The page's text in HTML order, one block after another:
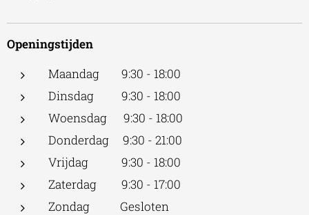
Openingstijden
Maandag 9:30 - 18:00
Dinsdag 9:30 - 18:00
Woensdag 9:30 - 18:00
Donderdag 9:30 - 21:00
Vrijdag 9:30 - 18:00
Zaterdag 9:30 - 17:00
Zondag Gesloten